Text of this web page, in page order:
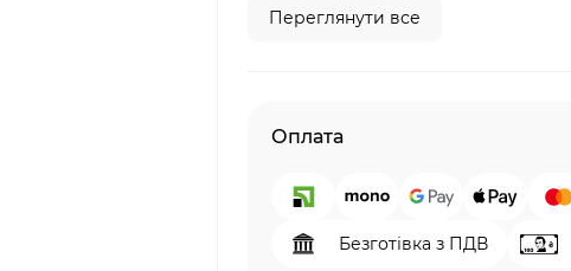
Переглянути все
Оплата
Безготівка з ПДВ